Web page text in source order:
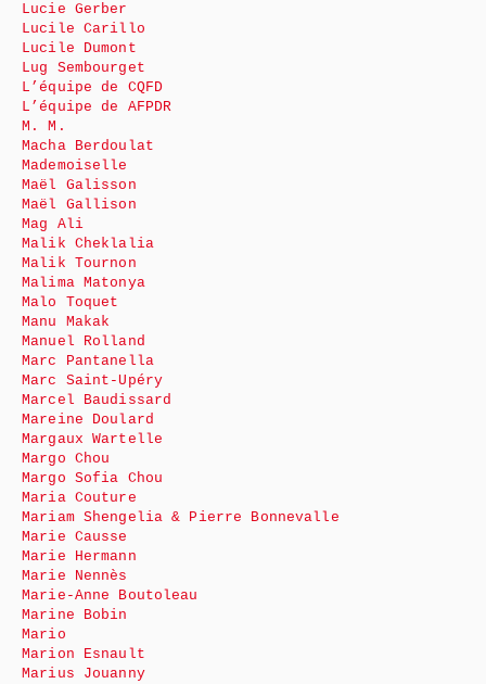
Lucie Gerber
Lucile Carillo
Lucile Dumont
Lug Sembourget
L’équipe de CQFD
L’équipe de AFPDR
M. M.
Macha Berdoulat
Mademoiselle
Maël Galisson
Maël Gallison
Mag Ali
Malik Cheklalia
Malik Tournon
Malima Matonya
Malo Toquet
Manu Makak
Manuel Rolland
Marc Pantanella
Marc Saint-Upéry
Marcel Baudissard
Mareine Doulard
Margaux Wartelle
Margo Chou
Margo Sofia Chou
Maria Couture
Mariam Shengelia & Pierre Bonnevalle
Marie Causse
Marie Hermann
Marie Nennès
Marie-Anne Boutoleau
Marine Bobin
Mario
Marion Esnault
Marius Jouanny